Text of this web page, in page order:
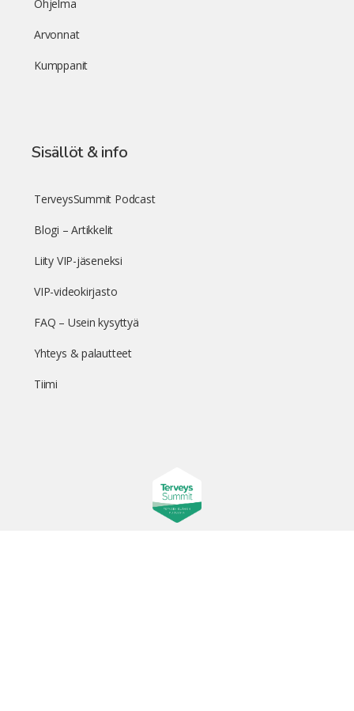
Ohjelma
Arvonnat
Kumppanit
Sisällöt & info
TerveysSummit Podcast
Blogi – Artikkelit
Liity VIP-jäseneksi
VIP-videokirjasto
FAQ – Usein kysyttyä
Yhteys & palautteet
Tiimi